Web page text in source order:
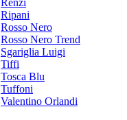
Renzi
Ripani
Rosso Nero
Rosso Nero Trend
Sgariglia Luigi
Tiffi
Tosca Blu
Tuffoni
Valentino Orlandi